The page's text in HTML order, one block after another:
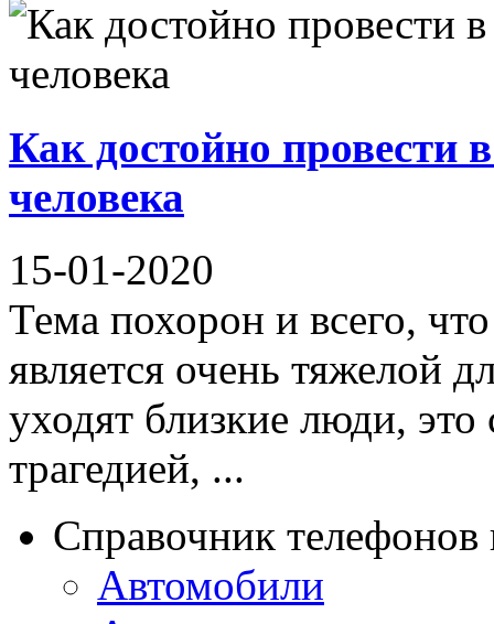
Как достойно провести
человека
15-01-2020
Тема похорон и всего,
является очень тяжелой
уходят близкие люди, это
трагедией, ...
Справочник
Автомобили